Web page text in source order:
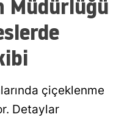
Müdürlüğü
çiçeklenme
Detaylar